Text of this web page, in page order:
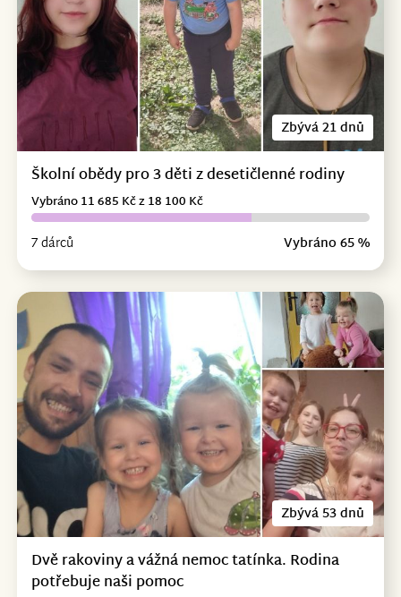
Zbývá 21 dnů
Školní obědy pro 3 děti z desetičlenné rodiny
7 dárců Vybráno 65 %
Vybráno 11 685 Kč z 18 100 Kč
Zbývá 53 dnů
Dvě rakoviny a vážná nemoc tatínka. Rodina
potřebuje naši pomoc